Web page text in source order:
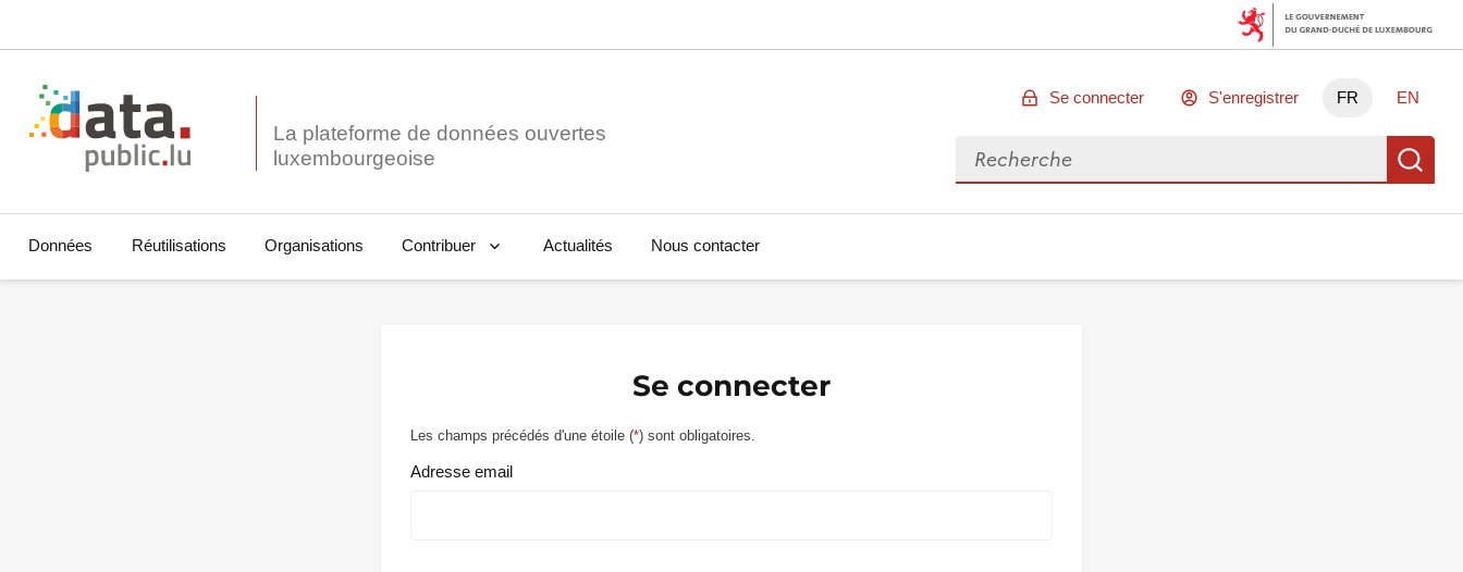
La plateforme de données ouvertes
Se connecter S'enregistrer FR EN
Rechercher des données
Données Réutilisations Organisations Contribuer Actualités Nous contacter
Se connecter
Les champs précédés d'une étoile (*) sont obligatoires.
Adresse email